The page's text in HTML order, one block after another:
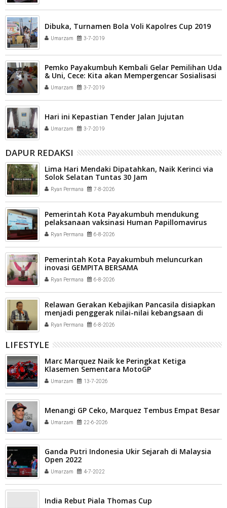
Dibuka, Turnamen Bola Voli Kapolres Cup 2019
Umarzam 3-7-2019
Pemko Payakumbuh Kembali Gelar Pemilihan Uda
& Uni, Cece: Kita akan Mempergencar Sosialisasi
Umarzam 3-7-2019
Hari ini Kepastian Tender Jalan Jujutan
Umarzam 3-7-2019
DAPUR REDAKSI
Lima Hari Mendaki Dipatahkan, Naik Kerinci via
Solok Selatan Tuntas 30 Jam
Ryan Permana 7-8-2026
Pemerintah Kota Payakumbuh mendukung
pelaksanaan vaksinasi Human Papillomavirus
(HPV) bagi aparatur sipil negara (ASN) dan
masyarakat
Ryan Permana 6-8-2026
Pemerintah Kota Payakumbuh meluncurkan
inovasi GEMPITA BERSAMA
Ryan Permana 6-8-2026
Relawan Gerakan Kebajikan Pancasila disiapkan
menjadi penggerak nilai-nilai kebangsaan di
tengah masyarakat Kota Payakumbuh
Ryan Permana 6-8-2026
LIFESTYLE
Marc Marquez Naik ke Peringkat Ketiga
Klasemen Sementara MotoGP
Umarzam 13-7-2026
Menangi GP Ceko, Marquez Tembus Empat Besar
Umarzam 22-6-2026
Ganda Putri Indonesia Ukir Sejarah di Malaysia
Open 2022
Umarzam 4-7-2022
India Rebut Piala Thomas Cup